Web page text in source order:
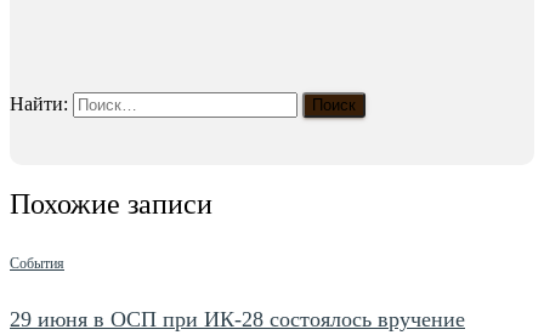
Найти:
Похожие записи
События
29 июня в ОСП при ИК-28 состоялось вручение